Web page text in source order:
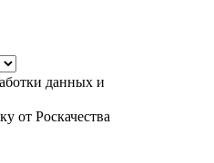
данных и
от Роскачества